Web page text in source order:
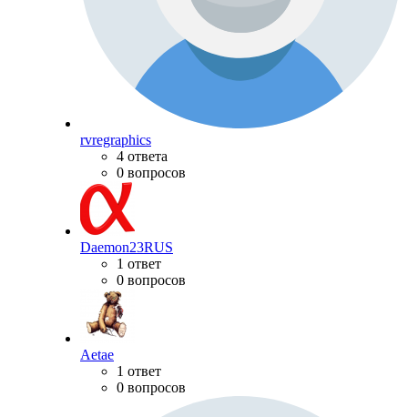
rvregraphics
4 ответа
0 вопросов
Daemon23RUS
1 ответ
0 вопросов
Aetae
1 ответ
0 вопросов